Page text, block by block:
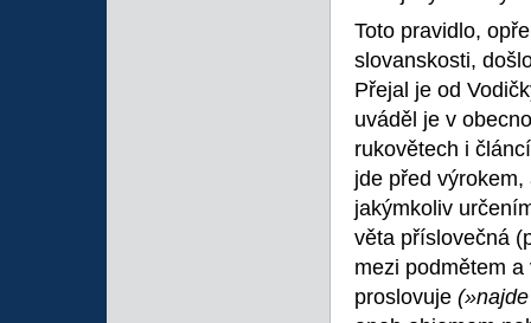
Toto pravidlo,
slovanskosti,
Přejal je od
uváděl je v
rukovětech i
jde před
jakýmkoliv
věta příslovečná
mezi podmětem
proslovuje